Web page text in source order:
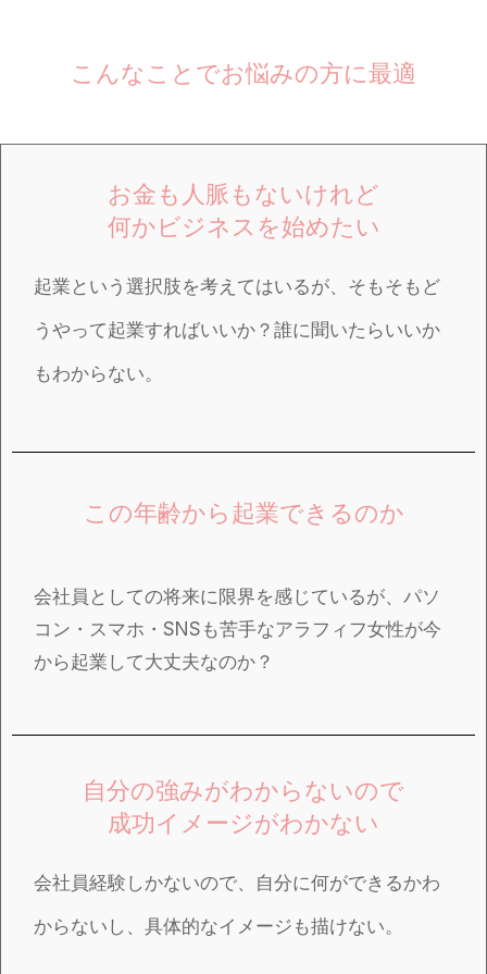
こんなことでお悩みの方に最適
お金も人脈もないけれど
何かビジネスを始めたい
起業という選択肢を考えてはいるが、そもそもど
うやって起業すればいいか？誰に聞いたらいいか
もわからない。
この年齢から起業できるのか
会社員としての将来に限界を感じているが、パソ
コン・スマホ・SNSも苦手なアラフィフ女性が今
から起業して大丈夫なのか？
自分の強みがわからないので
成功イメージがわかない
会社員経験しかないので、自分に何ができるかわ
からないし、具体的なイメージも描けない。